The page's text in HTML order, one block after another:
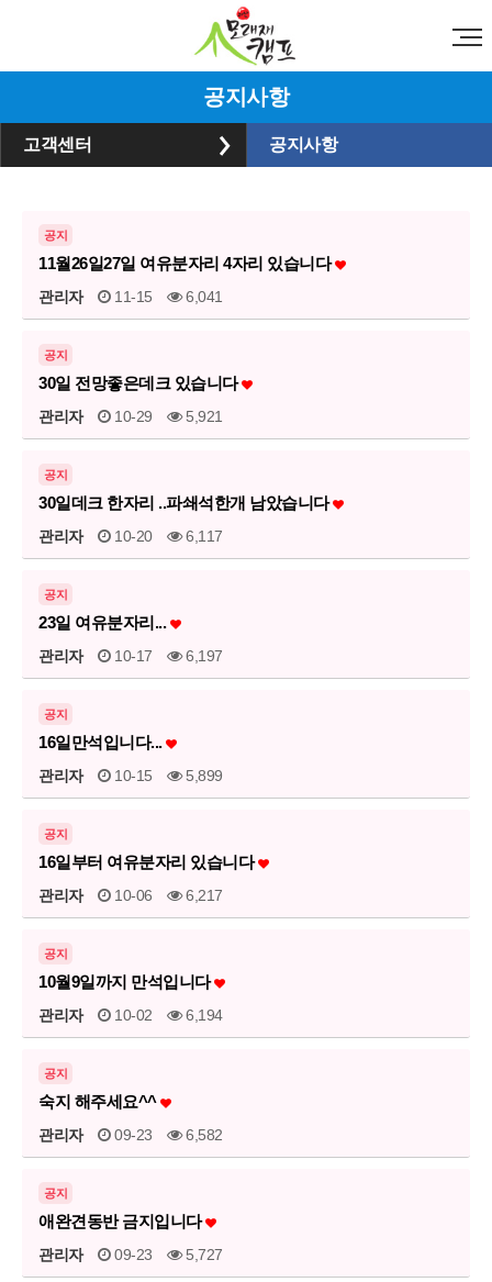
공지사항
고객센터 공지사항
공지
11월26일27일 여유분자리 4자리 있습니다
관리자 11-15 6,041
공지
30일 전망좋은데크 있습니다
관리자 10-29 5,921
공지
30일데크 한자리 ..파쇄석한개 남았습니다
관리자 10-20 6,117
공지
23일 여유분자리...
관리자 10-17 6,197
공지
16일만석입니다...
관리자 10-15 5,899
공지
16일부터 여유분자리 있습니다
관리자 10-06 6,217
공지
10월9일까지 만석입니다
관리자 10-02 6,194
공지
숙지 해주세요^^
관리자 09-23 6,582
공지
애완견동반 금지입니다
관리자 09-23 5,727